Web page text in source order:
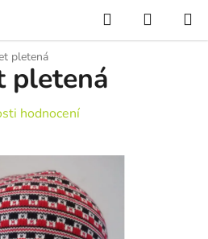
Hledat
pletená
pletená
je 0,0 z 5 hvězdiček.
hodnocení